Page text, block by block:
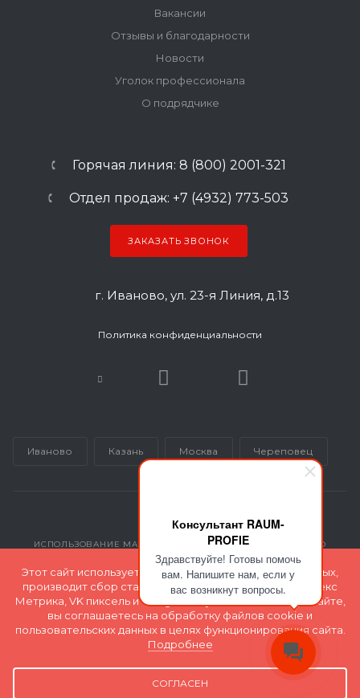
Консультант RAUM-
PROFIE
Здравствуйте! Готовы помочь
вам. Напишите нам, если у
вас возникнут вопросы.
Вакансии
Отзывы и благодарности
Новости
Уголок профессионала
О подрядчике
Горячая линия: 8 (800) 2001-321
Отдел продаж: +7 (4932) 773-503
ЗАКАЗАТЬ ЗВОНОК
г. Иваново, ул. 23-я Линия, д.13
Политика конфиденциальности
Иваново Казань Москва Череповец
ИСПОЛЬЗОВАНИЕ МАТЕРИАЛОВ САЙТА ВОЗМОЖНО ТОЛЬКО
С РАЗРЕШЕНИЯ АДМИНИСТРАЦИИ INMARKETING@GK-RP.RU
© 2026 Все права защищены и принадлежат ООО "Полимер
Экспорт"
Карта сайта
Этот сайт использует файлы cookie для хранения данных,
производит сбор статистики с помощью сервиса Яндекс
Метрика, VK пиксель и Google Analytics. Оставаясь на сайте,
вы соглашаетесь на обработку файлов cookie и
пользовательских данных в целях функционирования сайта.
Подробнее
СОГЛАСЕН